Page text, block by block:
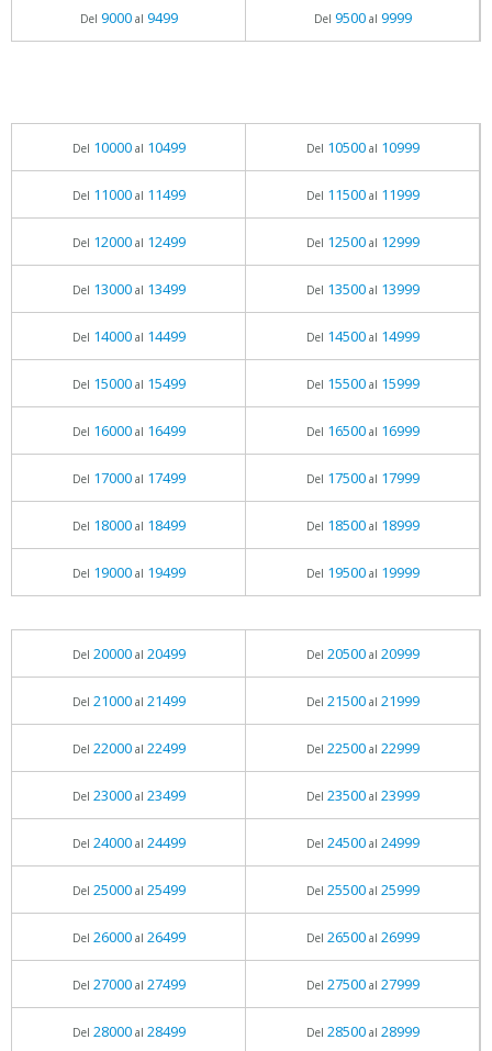
Del 9000al 9499 Del 9500al 9999
Del 10000al 10499 Del 10500al 10999
Del 11000al 11499 Del 11500al 11999
Del 12000al 12499 Del 12500al 12999
Del 13000al 13499 Del 13500al 13999
Del 14000al 14499 Del 14500al 14999
Del 15000al 15499 Del 15500al 15999
Del 16000al 16499 Del 16500al 16999
Del 17000al 17499 Del 17500al 17999
Del 18000al 18499 Del 18500al 18999
Del 19000al 19499 Del 19500al 19999
Del 20000al 20499 Del 20500al 20999
Del 21000al 21499 Del 21500al 21999
Del 22000al 22499 Del 22500al 22999
Del 23000al 23499 Del 23500al 23999
Del 24000al 24499 Del 24500al 24999
Del 25000al 25499 Del 25500al 25999
Del 26000al 26499 Del 26500al 26999
Del 27000al 27499 Del 27500al 27999
Del 28000al 28499 Del 28500al 28999